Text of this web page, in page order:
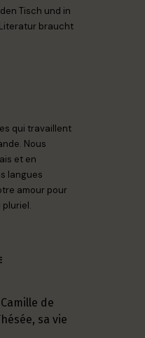
Tisch und in
braucht
qui travaillent
Nous
et en
langues
amour pour
de
sa vie